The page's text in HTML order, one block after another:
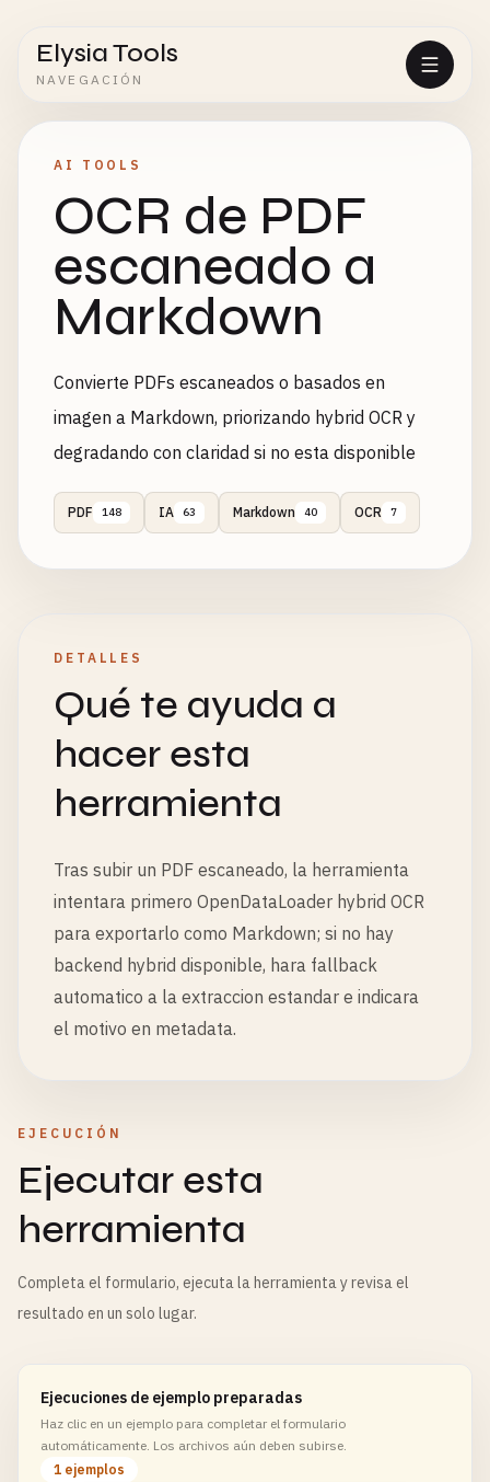
Elysia Tools
NAVEGACIÓN
AI TOOLS
OCR de PDF
escaneado a
Markdown
Convierte PDFs escaneados o basados en
imagen a Markdown, priorizando hybrid OCR y
degradando con claridad si no esta disponible
PDF 148 IA 63 Markdown 40 OCR 7
DETALLES
Qué te ayuda a
hacer esta
herramienta
Tras subir un PDF escaneado, la herramienta
intentara primero OpenDataLoader hybrid OCR
para exportarlo como Markdown; si no hay
backend hybrid disponible, hara fallback
automatico a la extraccion estandar e indicara
el motivo en metadata.
EJECUCIÓN
Ejecutar esta
herramienta
Completa el formulario, ejecuta la herramienta y revisa el
resultado en un solo lugar.
Ejecuciones de ejemplo preparadas
Haz clic en un ejemplo para completar el formulario
automáticamente. Los archivos aún deben subirse.
1 ejemplos